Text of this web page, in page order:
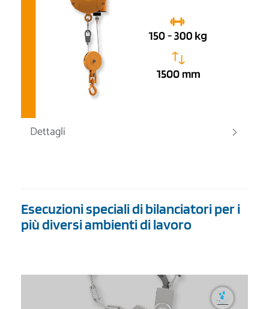
Dettagli
Esecuzioni speciali di bilanciatori per i
più diversi ambienti di lavoro